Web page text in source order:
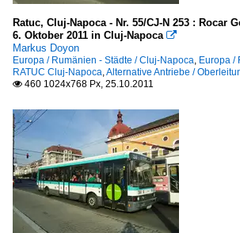
Ratuc, Cluj-Napoca - Nr. 55/CJ-N 253 : Rocar
6. Oktober 2011 in Cluj-Napoca 
Markus Doyon
Europa / Rumänien - Städte / Cluj-Napoca, Europa /
RATUC Cluj-Napoca,Alternative Antriebe /
 460 1024x768 Px, 25.10.2011